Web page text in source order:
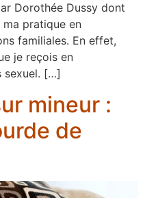
Dorothée Dussy dont
ma pratique en
familiales. En effet,
je reçois en
sexuel. […]
mineur :
de